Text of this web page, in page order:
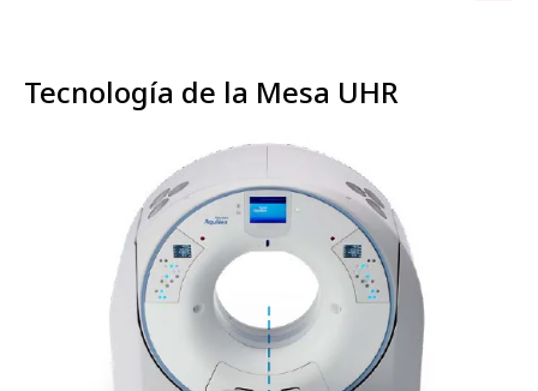
Tecnología de la Mesa UHR